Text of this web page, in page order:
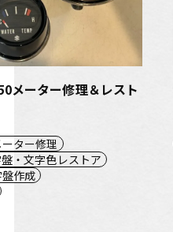
メーター修理＆レスト
ーター修理
・文字色レストア
作成